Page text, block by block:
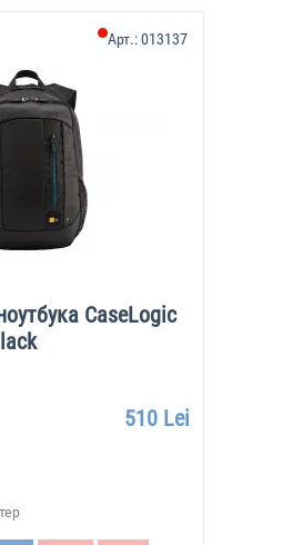
CaseLogic
Арт.:013137
510 Lei